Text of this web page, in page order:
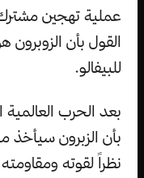
عملية تهجين مشترك
القول بأن الزوبرون
للبيفالو.
بعد الحرب العالمية
بأن الزبرون سيأخذ
نظراً لقوته ومقاومته